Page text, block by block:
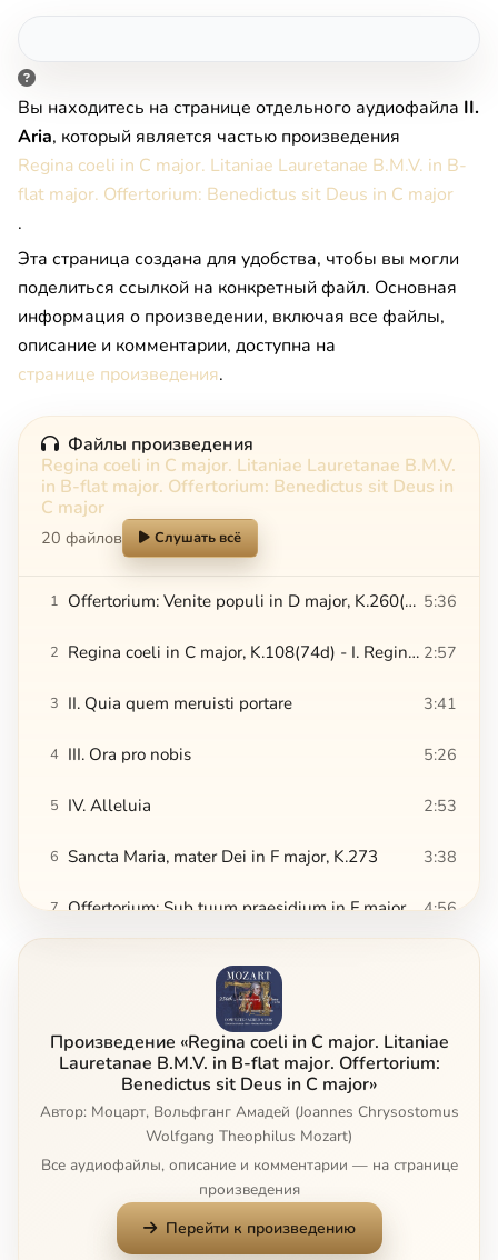
Вы находитесь на странице отдельного аудиофайла II.
Aria, который является частью произведения
Regina coeli in C major. Litaniae Lauretanae B.M.V. in B-
flat major. Offertorium: Benedictus sit Deus in C major
.
Эта страница создана для удобства, чтобы вы могли
поделиться ссылкой на конкретный файл. Основная
информация о произведении, включая все файлы,
описание и комментарии, доступна на
странице произведения.
Файлы произведения
Regina coeli in C major. Litaniae Lauretanae B.M.V.
in B-flat major. Offertorium: Benedictus sit Deus in
C major
20 файлов Слушать всё
1 Offertorium: Venite populi in D major, K.260(248a) 5:36
2 Regina coeli in C major, K.108(74d) - I. Regina coeli 2:57
3 II. Quia quem meruisti portare 3:41
4 III. Ora pro nobis 5:26
5 IV. Alleluia 2:53
6 Sancta Maria, mater Dei in F major, K.273 3:38
7 Offertorium: Sub tuum praesidium in F major, K.198(K3=158b/K6=Anh.C3.08)4:56
10 II. Sancta Maria 3:42
11 III. Salus infirmorium 0:55
12 IV. Regina angelorum 1:36
V. Agnus Dei
Произведение «Regina coeli in C major. Litaniae
Lauretanae B.M.V. in B-flat major. Offertorium:
Benedictus sit Deus in C major»
Автор: Моцарт, Вольфганг Амадей (Joannes Chrysostomus
Wolfgang Theophilus Mozart)
Все аудиофайлы, описание и комментарии — на странице
произведения
Перейти к произведению